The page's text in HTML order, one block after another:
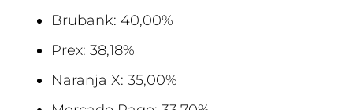
Brubank: 40,00%
Prex: 38,18%
Naranja X: 35,00%